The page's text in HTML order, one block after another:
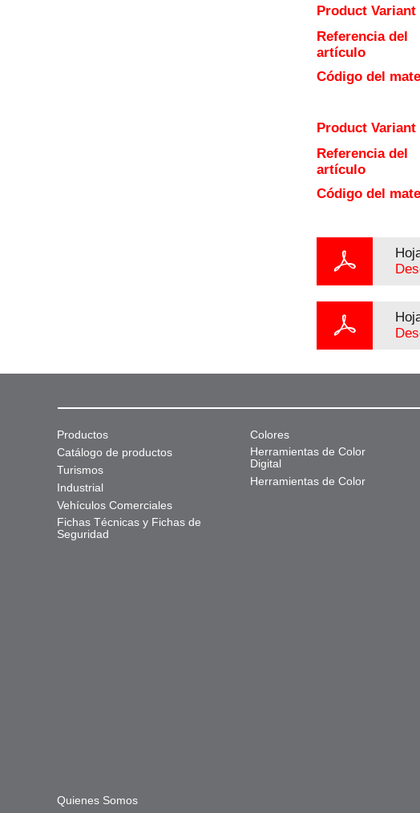
Product Variant
Referencia del
artículo
Código del
Product Variant
Referencia del
artículo
Código del
Productos
Catálogo de productos
Turismos
Industrial
Vehículos Comerciales
Fichas Técnicas y Fichas de
Seguridad
Colores
Herramientas de Color
Digital
Herramientas de Color
Quienes Somos